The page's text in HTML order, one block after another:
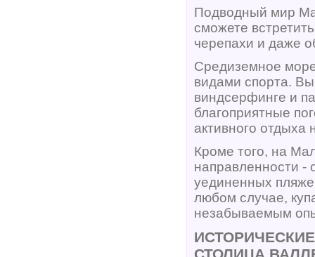
Подводный мир
сможете
черепахи и даже
Средиземное
видами спорта. Вы
виндсерфинге и
благоприятные
активного отдыха
Кроме того, на
направленности -
уединенных
любом случае,
незабываемым